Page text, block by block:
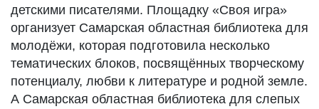
детскими писателями. Площадку «Своя игра»
организует Самарская областная библиотека для
молодёжи, которая подготовила несколько
тематических блоков, посвящённых творческому
потенциалу, любви к литературе и родной земле.
А Самарская областная библиотека для слепых